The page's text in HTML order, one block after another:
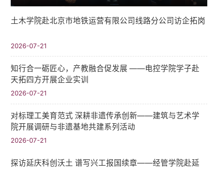
土木学院赴北京市地铁运营有限公司线路分公司访企拓岗
2026-07-21
知行合一砺匠心，产教融合促发展 ——电控学院学子赴
天拓四方开展企业实训
2026-07-21
对标理工美育范式 深耕非遗传承创新——建筑与艺术学
院开展调研与非遗基地共建系列活动
2026-07-21
探访延庆科创沃土 谱写兴工报国续章——经管学院赴延